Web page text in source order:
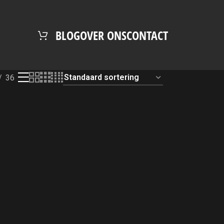
BLOGOVER ONSCONTACT
36